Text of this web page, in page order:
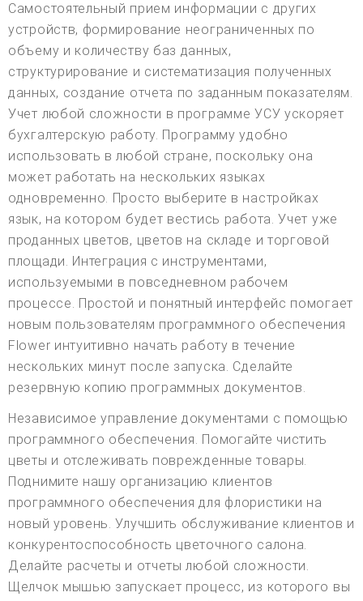
Самостоятельный прием информации с других
устройств, формирование неограниченных по
объему и количеству баз данных,
структурирование и систематизация полученных
данных, создание отчета по заданным показателям.
Учет любой сложности в программе УСУ ускоряет
бухгалтерскую работу. Программу удобно
использовать в любой стране, поскольку она
может работать на нескольких языках
одновременно. Просто выберите в настройках
язык, на котором будет вестись работа. Учет уже
проданных цветов, цветов на складе и торговой
площади. Интеграция с инструментами,
используемыми в повседневном рабочем
процессе. Простой и понятный интерфейс помогает
новым пользователям программного обеспечения
Flower интуитивно начать работу в течение
нескольких минут после запуска. Сделайте
резервную копию программных документов.
Независимое управление документами с помощью
программного обеспечения. Помогайте чистить
цветы и отслеживать поврежденные товары.
Поднимите нашу организацию клиентов
программного обеспечения для флористики на
новый уровень. Улучшить обслуживание клиентов и
конкурентоспособность цветочного салона.
Делайте расчеты и отчеты любой сложности.
Щелчок мышью запускает процесс, из которого вы